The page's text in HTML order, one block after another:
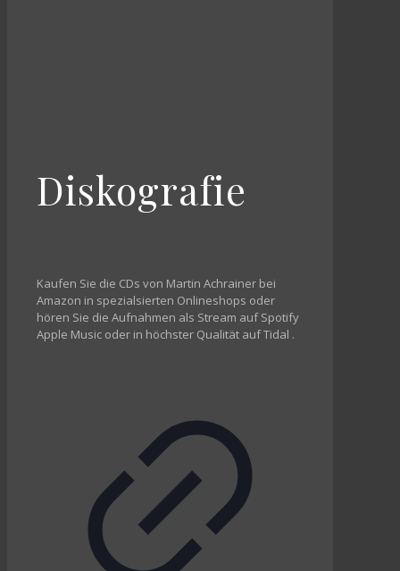
Diskografie
Kaufen Sie die CDs von Martin Achrainer bei
Amazon in spezialsierten Onlineshops oder
hören Sie die Aufnahmen als Stream auf Spotify
Apple Music oder in höchster Qualität auf Tidal .